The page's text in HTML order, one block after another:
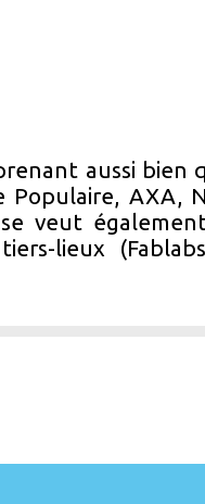
aussi bien
AXA,
veut
lieux